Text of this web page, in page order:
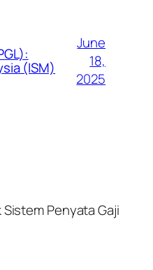
(ISM)
June
18,
2025
Penyata Gaji